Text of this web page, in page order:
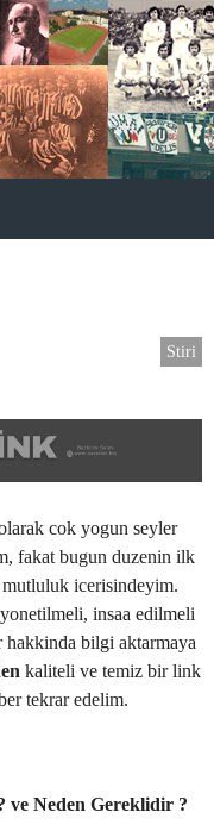
Stiri
cok yogun seyler
fakat bugun duzenin ilk
icerisindeyim.
insaa edilmeli
hakkinda bilgi aktarmaya
kaliteli ve temiz bir link
tekrar edelim.
Neden Gereklidir ?